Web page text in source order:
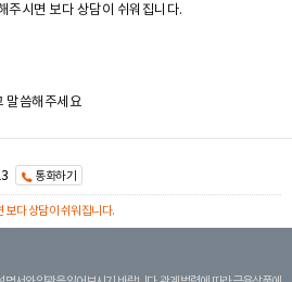
주시면 보다 상담이 쉬워집니다.
말씀해주세요
통화하기
보다 상담이 쉬워집니다.